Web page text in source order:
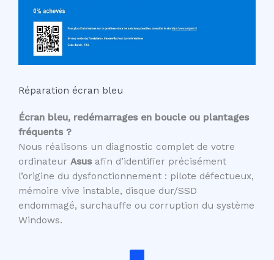
Réparation écran bleu
Écran bleu, redémarrages en boucle ou plantages
fréquents ?
Nous réalisons un diagnostic complet de votre
ordinateur Asusafin d’identifier précisément
l’origine du dysfonctionnement : pilote défectueux,
mémoire vive instable, disque dur/SSD
endommagé, surchauffe ou corruption du système
Windows.